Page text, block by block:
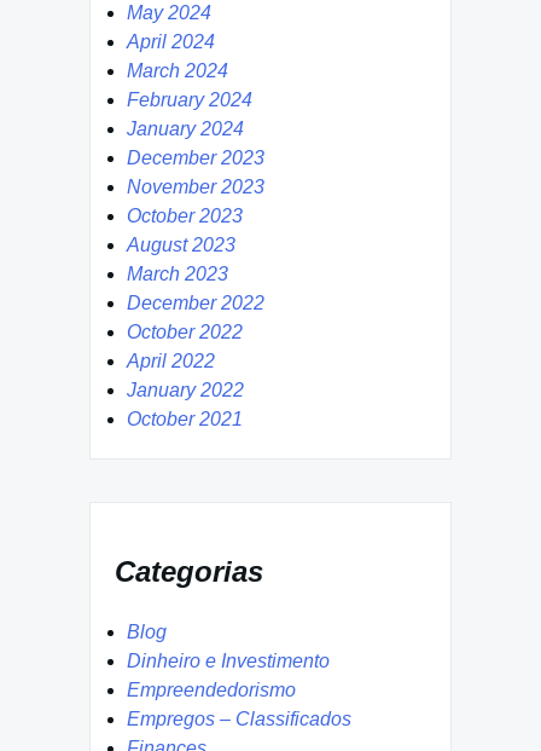
May 2024
April 2024
March 2024
February 2024
January 2024
December 2023
November 2023
October 2023
August 2023
March 2023
December 2022
October 2022
April 2022
January 2022
October 2021
Categorias
Blog
Dinheiro e Investimento
Empreendedorismo
Empregos – Classificados